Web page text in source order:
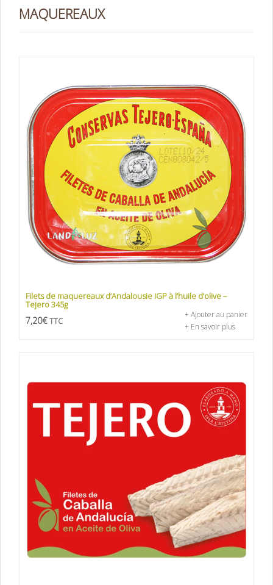
MAQUEREAUX
Filets de maquereaux d’Andalousie IGP à l’huile d’olive –
Tejero 345g
7,20€ TTC
+ Ajouter au panier
+ En savoir plus